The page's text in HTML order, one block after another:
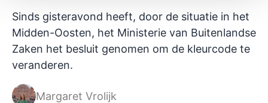
Sinds gisteravond heeft, door de situatie in het
Midden-Oosten, het Ministerie van Buitenlandse
Zaken het besluit genomen om de kleurcode te
veranderen.
Margaret Vrolijk